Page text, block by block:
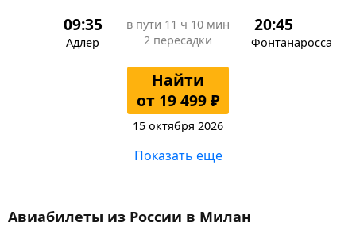
09:35
Адлер
в пути 11 ч 10 мин
2 пересадки
20:45
Фонтанаросса
Найти
от 19 499 ₽
15 октября 2026
Показать еще
Авиабилеты из России в Милан